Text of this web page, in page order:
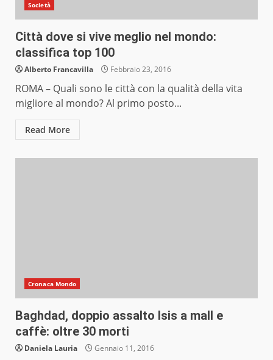
Società
Città dove si vive meglio nel mondo:
classifica top 100
Alberto Francavilla Febbraio 23, 2016
ROMA – Quali sono le città con la qualità della vita
migliore al mondo? Al primo posto...
Read More
Cronaca Mondo
Baghdad, doppio assalto Isis a mall e
caffè: oltre 30 morti
Daniela Lauria Gennaio 11, 2016